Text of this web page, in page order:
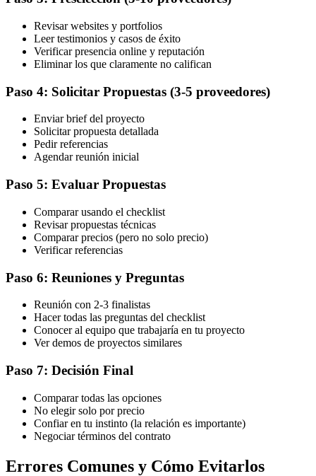
Revisar websites y portfolios
Leer testimonios y casos de éxito
Verificar presencia online y reputación
Eliminar los que claramente no califican
Paso 4: Solicitar Propuestas (3-5 proveedores)
Enviar brief del proyecto
Solicitar propuesta detallada
Pedir referencias
Agendar reunión inicial
Paso 5: Evaluar Propuestas
Comparar usando el checklist
Revisar propuestas técnicas
Comparar precios (pero no solo precio)
Verificar referencias
Paso 6: Reuniones y Preguntas
Reunión con 2-3 finalistas
Hacer todas las preguntas del checklist
Conocer al equipo que trabajaría en tu proyecto
Ver demos de proyectos similares
Paso 7: Decisión Final
Comparar todas las opciones
No elegir solo por precio
Confiar en tu instinto (la relación es importante)
Negociar términos del contrato
Errores Comunes y Cómo Evitarlos